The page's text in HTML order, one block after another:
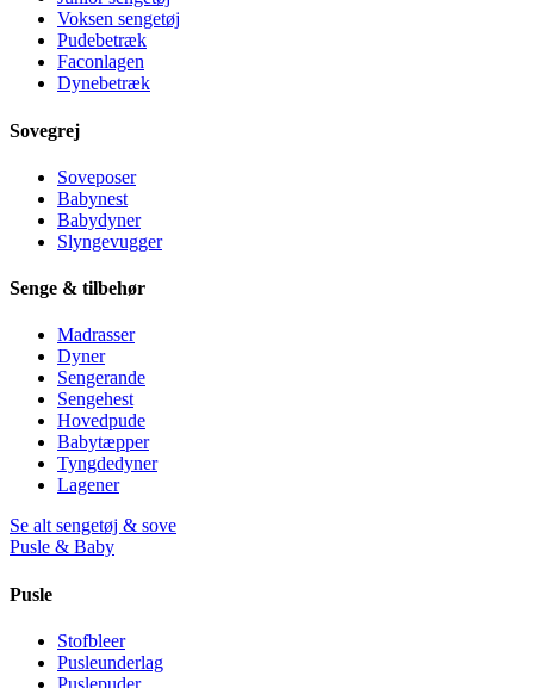
Voksen sengetøj
Pudebetræk
Faconlagen
Dynebetræk
Sovegrej
Soveposer
Babynest
Babydyner
Slyngevugger
Senge & tilbehør
Madrasser
Dyner
Sengerande
Sengehest
Hovedpude
Babytæpper
Tyngdedyner
Lagener
Se alt sengetøj & sove
Pusle & Baby
Pusle
Stofbleer
Pusleunderlag
Puslepuder